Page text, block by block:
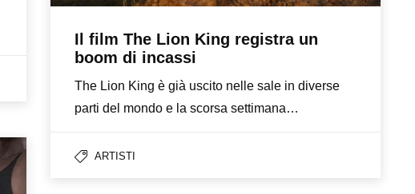
Il film The Lion King registra un
boom di incassi
The Lion King è già uscito nelle sale in diverse
parti del mondo e la scorsa settimana…
ARTISTI